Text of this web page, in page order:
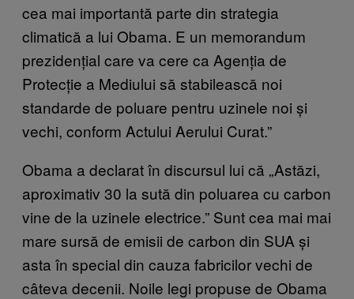
cea mai importantă parte din strategia
climatică a lui Obama. E un memorandum
prezidențial care va cere ca Agenția de
Protecție a Mediului să stabilească noi
standarde de poluare pentru uzinele noi și
vechi, conform Actului Aerului Curat.”
Obama a declarat în discursul lui că „Astăzi,
aproximativ 30 la sută din poluarea cu carbon
vine de la uzinele electrice.” Sunt cea mai mai
mare sursă de emisii de carbon din SUA și
asta în special din cauza fabricilor vechi de
câteva decenii. Noile legi propuse de Obama